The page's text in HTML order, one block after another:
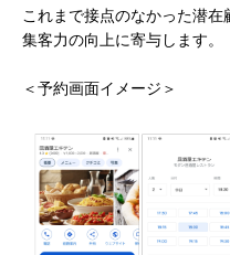
これまで接点のなかった潜在
集客力の向上に寄与します。
＜予約画面イメージ＞